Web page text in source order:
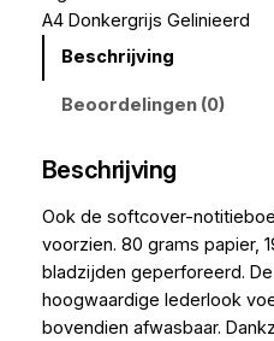
A4 Donkergrijs Gelinieerd
Beschrijving
Beoordelingen (0)
Beschrijving
Ook de softcover-
voorzien. 80 grams papier,
bladzijden geperforeerd.
hoogwaardige lederlook
bovendien afwasbaar.